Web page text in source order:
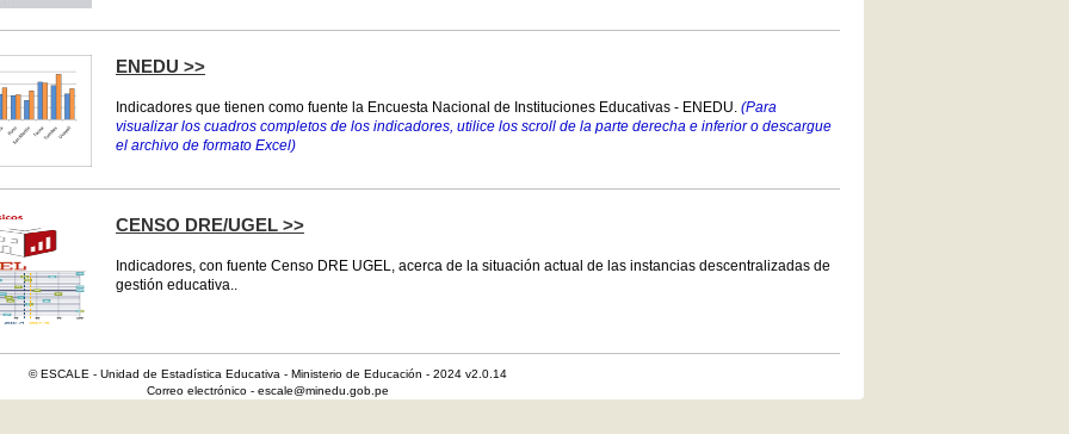
ENEDU >>
Indicadores que tienen como fuente la Encuesta Nacional de Instituciones Educativas - ENEDU. (Para
visualizar los cuadros completos de los indicadores, utilice los scroll de la parte derecha e inferior o descargue
el archivo de formato Excel)
CENSO DRE/UGEL >>
Indicadores, con fuente Censo DRE UGEL, acerca de la situación actual de las instancias descentralizadas de
gestión educativa..
© ESCALE - Unidad de Estadística Educativa - Ministerio de Educación - 2024 v2.0.14
Correo electrónico - escale@minedu.gob.pe